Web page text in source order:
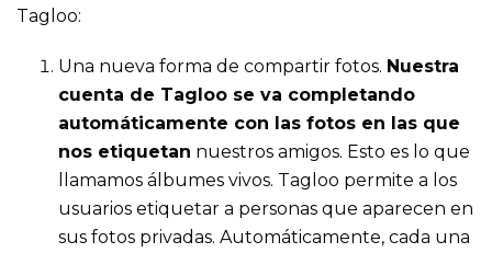
Tagloo:
Una nueva forma de compartir fotos. Nuestra
cuenta de Tagloo se va completando
automáticamente con las fotos en las que
nos etiquetan nuestros amigos. Esto es lo que
llamamos álbumes vivos. Tagloo permite a los
usuarios etiquetar a personas que aparecen en
sus fotos privadas. Automáticamente, cada una